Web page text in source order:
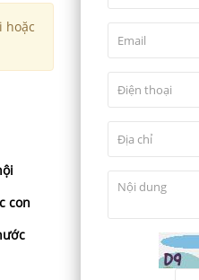
hoặc
con